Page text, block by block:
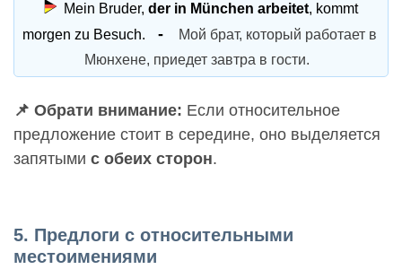
Mein Bruder, der in München arbeitet, kommt
morgen zu Besuch.
Мой брат, который работает в
Мюнхене, приедет завтра в гости.
📌 Обрати внимание: Если относительное
предложение стоит в середине, оно выделяется
запятыми с обеих сторон.
5. Предлоги с относительными
местоимениями